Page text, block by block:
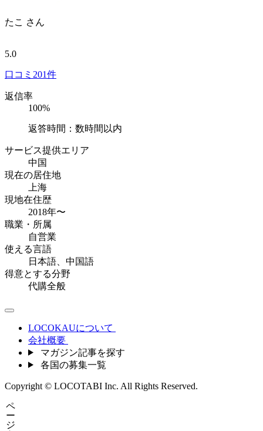
たこ さん
5.0
口コミ 201件
返信率
100%
返答時間：数時間以内
サービス提供エリア
中国
現在の居住地
上海
現地在住歴
2018年〜
職業・所属
自営業
使える言語
日本語、中国語
得意とする分野
代購全般
LOCOKAUについて
会社概要
マガジン記事を探す
各国の募集一覧
Copyright © LOCOTABI Inc. All Rights Reserved.
ペ
ー
ジ